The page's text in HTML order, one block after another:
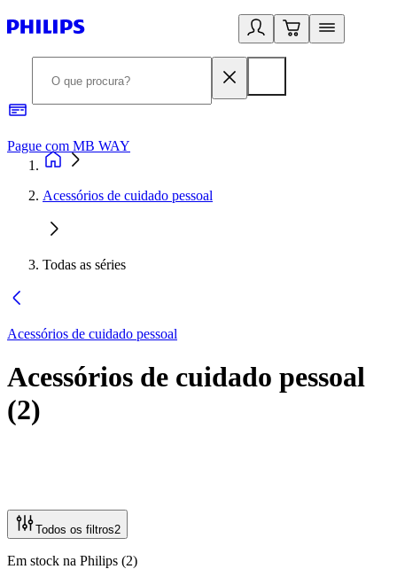
Pague com MB WAY
Acessórios de cuidado pessoal
Todas as séries
Acessórios de cuidado pessoal
Acessórios de cuidado pessoal
(2)
Todos os filtros2
Em stock na Philips (2)